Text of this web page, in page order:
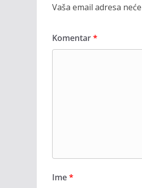
Vaša email adresa
Komentar*
Ime*